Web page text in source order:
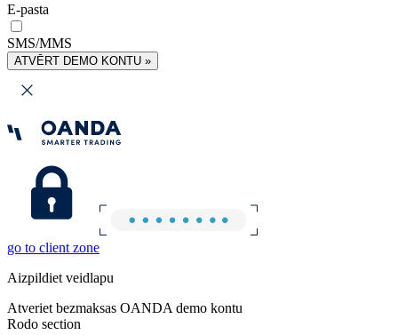
E-pasta
SMS/MMS
ATVĒRT DEMO KONTU »
go to client zone
Aizpildiet veidlapu
Atveriet bezmaksas OANDA demo kontu
Rodo section